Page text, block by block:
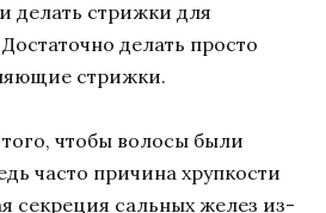
стрижки для
делать просто
стрижки.
чтобы волосы были
часто причина хрупкости
секреция сальных желез из-